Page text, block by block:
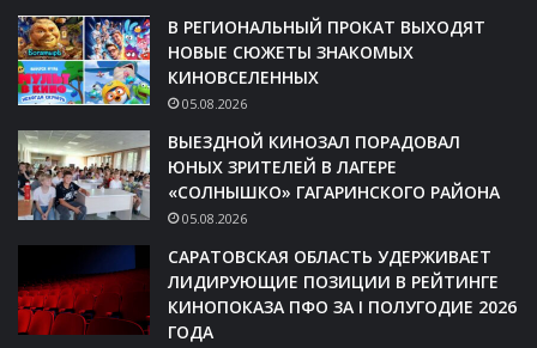
В РЕГИОНАЛЬНЫЙ ПРОКАТ ВЫХОДЯТ
НОВЫЕ СЮЖЕТЫ ЗНАКОМЫХ
КИНОВСЕЛЕННЫХ
05.08.2026
ВЫЕЗДНОЙ КИНОЗАЛ ПОРАДОВАЛ
ЮНЫХ ЗРИТЕЛЕЙ В ЛАГЕРЕ
«СОЛНЫШКО» ГАГАРИНСКОГО РАЙОНА
05.08.2026
САРАТОВСКАЯ ОБЛАСТЬ УДЕРЖИВАЕТ
ЛИДИРУЮЩИЕ ПОЗИЦИИ В РЕЙТИНГЕ
КИНОПОКАЗА ПФО ЗА I ПОЛУГОДИЕ 2026
ГОДА